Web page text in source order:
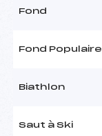
Fond
Fond Populaire
Biathlon
Saut à Ski